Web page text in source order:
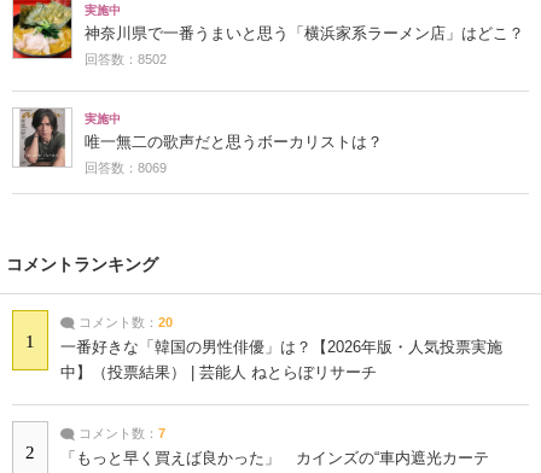
実施中
神奈川県で一番うまいと思う「横浜家系ラーメン店」はどこ？
回答数：8502
実施中
唯一無二の歌声だと思うボーカリストは？
回答数：8069
コメントランキング
1
コメント数： 20
一番好きな「韓国の男性俳優」は？【2026年版・人気投票実施
中】（投票結果） | 芸能人 ねとらぼリサーチ
2
コメント数： 7
「もっと早く買えば良かった」 カインズの“車内遮光カーテ